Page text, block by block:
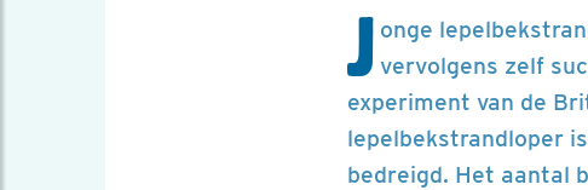
J onge
vervolgens zelf
experiment van de
lepelbekstrandloper
bedreigd. Het aantal